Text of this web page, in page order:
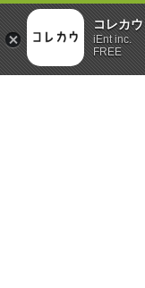
コレカウ
iEnt inc.
FREE